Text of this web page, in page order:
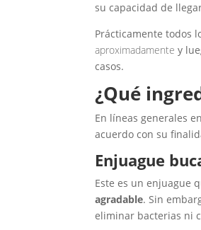
su capacidad de
Prácticamente todos
aproximadamente y
casos.
¿Qué
En líneas generales
acuerdo con su
Enjuague
Este es un enjuague
agradable. Sin
eliminar bacterias ni